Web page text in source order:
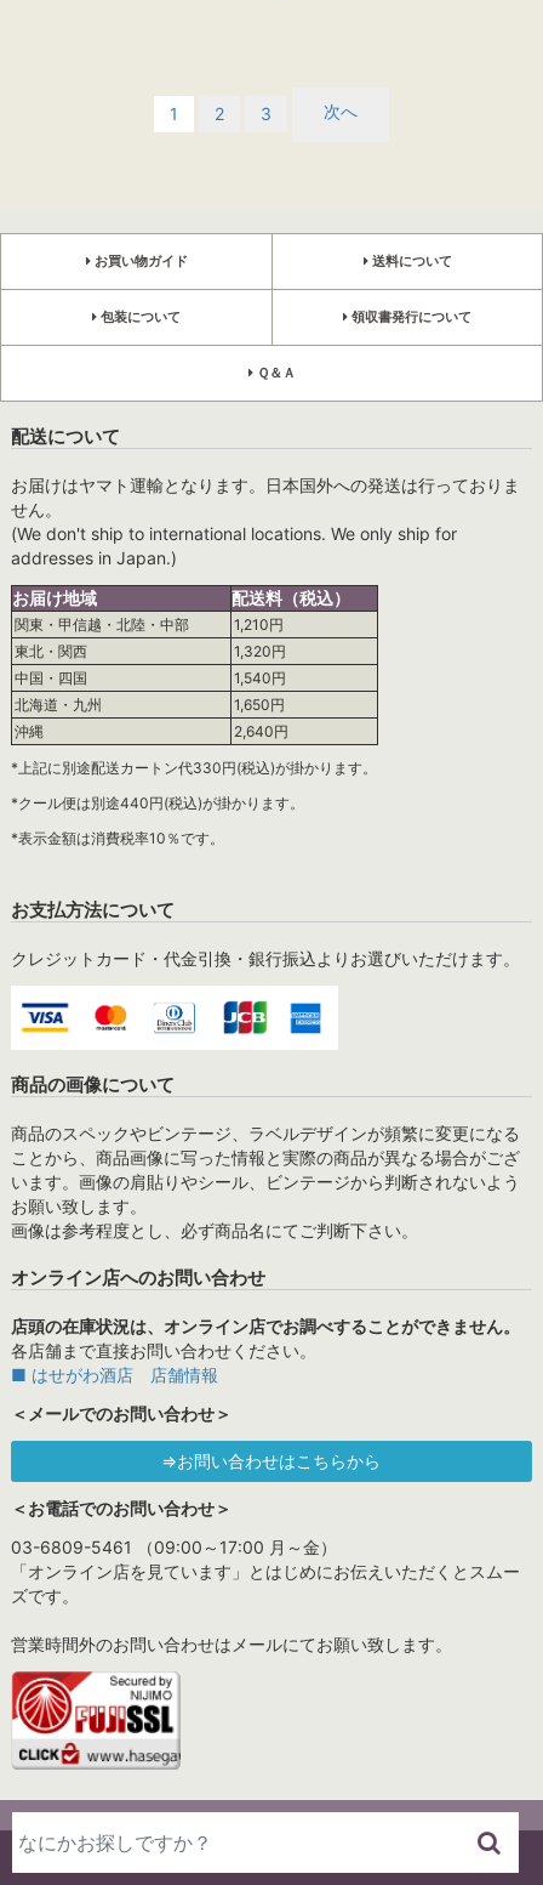
1 2 3 次へ
お買い物ガイド 送料について
包装について 領収書発行について
Ｑ＆Ａ
配送について
お届けはヤマト運輸となります。日本国外への発送は行っておりま
せん。
(We don't ship to international locations. We only ship for
addresses in Japan.)
お届け地域
配送料（税込）
関東・甲信越・北陸・中部
1,210円
東北・関西
1,320円
中国・四国
1,540円
北海道・九州
1,650円
沖縄
2,640円
*上記に別途配送カートン代330円(税込)が掛かります。
*クール便は別途440円(税込)が掛かります。
*表示金額は消費税率10％です。
お支払方法について
クレジットカード・代金引換・銀行振込よりお選びいただけます。
商品の画像について
商品のスペックやビンテージ、ラベルデザインが頻繁に変更になる
ことから、商品画像に写った情報と実際の商品が異なる場合がござ
います。画像の肩貼りやシール、ビンテージから判断されないよう
お願い致します。
画像は参考程度とし、必ず商品名にてご判断下さい。
オンライン店へのお問い合わせ
店頭の在庫状況は、オンライン店でお調べすることができません。
各店舗まで直接お問い合わせください。
■ はせがわ酒店 店舗情報
＜メールでのお問い合わせ＞
⇒お問い合わせはこちらから
＜お電話でのお問い合わせ＞
03-6809-5461 （09:00～17:00 月～金）
「オンライン店を見ています」とはじめにお伝えいただくとスムー
ズです。
営業時間外のお問い合わせはメールにてお願い致します。